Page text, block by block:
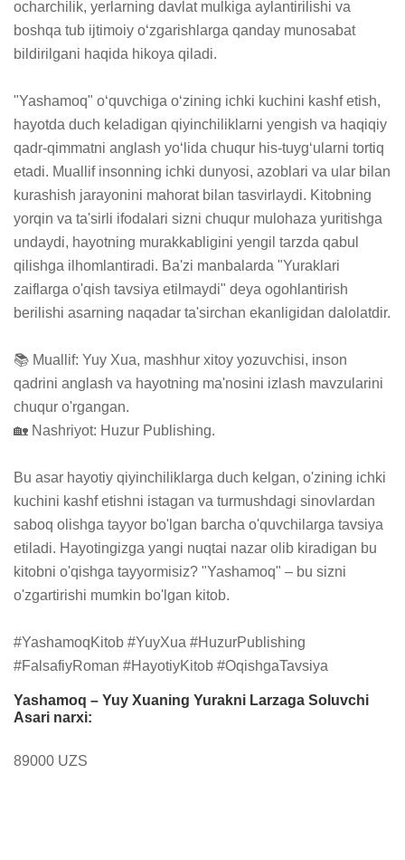
ocharchilik, yerlarning davlat mulkiga aylantirilishi va
boshqa tub ijtimoiy oʻzgarishlarga qanday munosabat
bildirilgani haqida hikoya qiladi.
"Yashamoq" oʻquvchiga oʻzining ichki kuchini kashf etish,
hayotda duch keladigan qiyinchiliklarni yengish va haqiqiy
qadr-qimmatni anglash yoʻlida chuqur his-tuygʻularni tortiq
etadi. Muallif insonning ichki dunyosi, azoblari va ular bilan
kurashish jarayonini mahorat bilan tasvirlaydi. Kitobning
yorqin va ta'sirli ifodalari sizni chuqur mulohaza yuritishga
undaydi, hayotning murakkabligini yengil tarzda qabul
qilishga ilhomlantiradi. Ba'zi manbalarda "Yuraklari
zaiflarga o'qish tavsiya etilmaydi" deya ogohlantirish
berilishi asarning naqadar ta'sirchan ekanligidan dalolatdir.
📚 Muallif: Yuy Xua, mashhur xitoy yozuvchisi, inson
qadrini anglash va hayotning ma'nosini izlash mavzularini
chuqur o'rgangan.
🏡 Nashriyot: Huzur Publishing.
Bu asar hayotiy qiyinchiliklarga duch kelgan, o'zining ichki
kuchini kashf etishni istagan va turmushdagi sinovlardan
saboq olishga tayyor bo'lgan barcha o'quvchilarga tavsiya
etiladi. Hayotingizga yangi nuqtai nazar olib kiradigan bu
kitobni o'qishga tayyormisiz? "Yashamoq" – bu sizni
o'zgartirishi mumkin bo'lgan kitob.
#YashamoqKitob #YuyXua #HuzurPublishing
#FalsafiyRoman #HayotiyKitob #OqishgaTavsiya
Yashamoq – Yuy Xuaning Yurakni Larzaga Soluvchi
Asari narxi:
89000 UZS